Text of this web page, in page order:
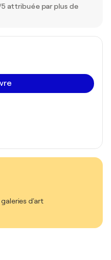
attribuée par plus de
d'art